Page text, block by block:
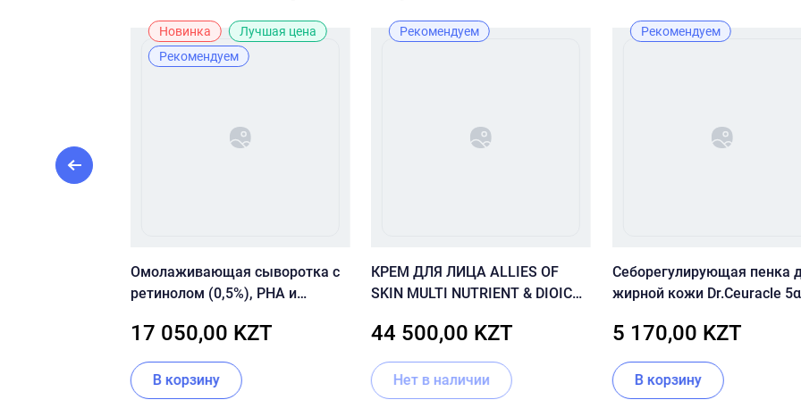
Новинка
Лучшая цена
Рекомендуем
Омолаживающая сыворотка с
ретинолом (0,5%), PHA и
CLEAN-UP Retinol Activator 0.5%
17 050,00 KZT
В корзину
Рекомендуем
КРЕМ ДЛЯ ЛИЦА ALLIES OF
SKIN MULTI NUTRIENT & DIOIC
44 500,00 KZT
Нет в наличии
Рекомендуем
Себорегулирующая пенка
жирной кожи Dr.Ceuracle 5α
5 170,00 KZT
В корзину